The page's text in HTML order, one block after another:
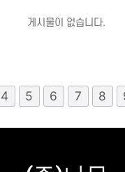
게시물이 없습니다.
4 5 6 7 8